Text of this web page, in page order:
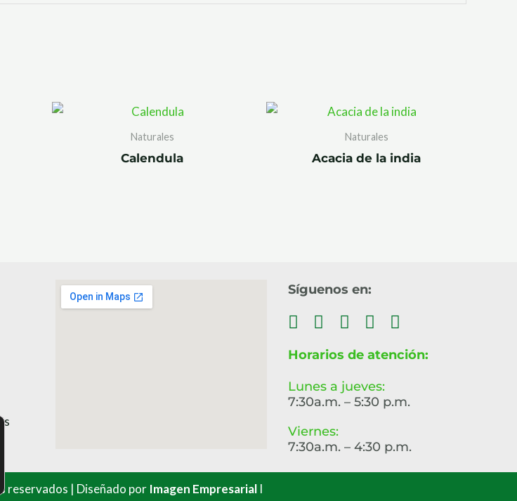
Naturales
Calendula
Naturales
Acacia de la india
Síguenos en:
Horarios de atención:
Lunes a jueves:
7:30a.m. – 5:30 p.m.
Viernes:
7:30a.m. – 4:30 p.m.
reservados | Diseñado por Imagen EmpresarialI